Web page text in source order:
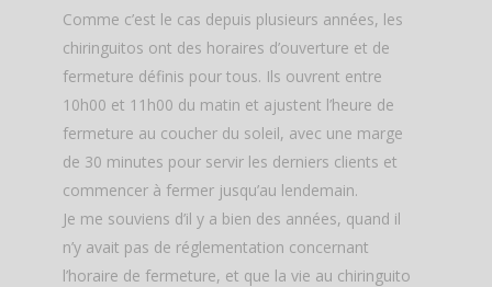
Comme c’est le cas depuis plusieurs années, les
chiringuitos ont des horaires d’ouverture et de
fermeture définis pour tous. Ils ouvrent entre
10h00 et 11h00 du matin et ajustent l’heure de
fermeture au coucher du soleil, avec une marge
de 30 minutes pour servir les derniers clients et
commencer à fermer jusqu’au lendemain.
Je me souviens d’il y a bien des années, quand il
n’y avait pas de réglementation concernant
l’horaire de fermeture, et que la vie au chiringuito